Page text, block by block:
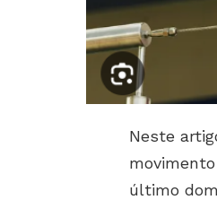
Neste
último